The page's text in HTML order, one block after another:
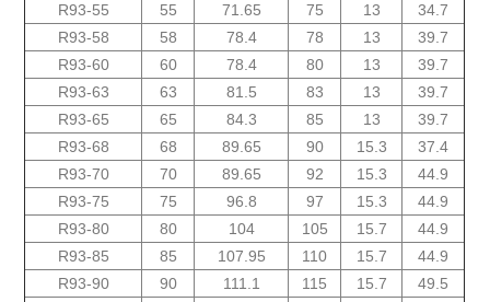
R93-55
55 71.65 75 13
34.7
R93-58
58 78.4 78 13
39.7
R93-60
60 78.4 80 13
39.7
R93-63
63 81.5 83 13
39.7
R93-65
65 84.3 85 13
39.7
R93-68
68 89.65 90 15.3
37.4
R93-70
70 89.65 92 15.3
44.9
R93-75
75 96.8 97 15.3
44.9
R93-80
80 104 105 15.7
44.9
R93-85
85 107.95 110 15.7
44.9
R93-90
90 111.1 115 15.7
49.5